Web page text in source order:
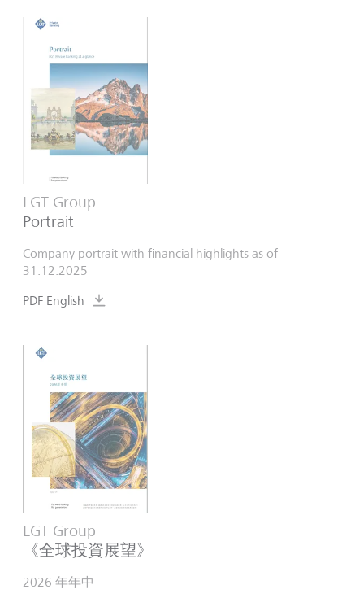
LGT Group
Portrait
Company portrait with financial highlights as of
31.12.2025
PDF English
LGT Group
《全球投資展望》
2026 年年中